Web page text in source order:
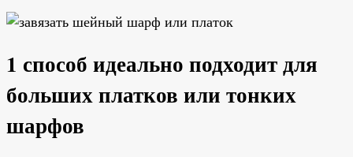
1 способ идеально подходит для
больших платков или тонких
шарфов